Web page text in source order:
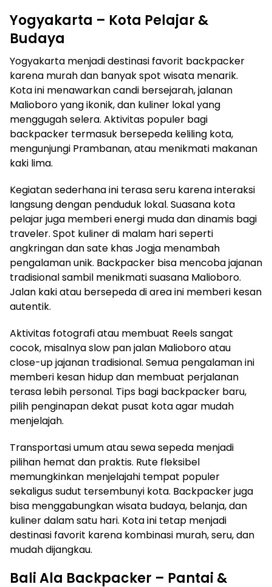
Yogyakarta – Kota Pelajar &
Budaya
Yogyakarta menjadi destinasi favorit backpacker
karena murah dan banyak spot wisata menarik.
Kota ini menawarkan candi bersejarah, jalanan
Malioboro yang ikonik, dan kuliner lokal yang
menggugah selera. Aktivitas populer bagi
backpacker termasuk bersepeda keliling kota,
mengunjungi Prambanan, atau menikmati makanan
kaki lima.
Kegiatan sederhana ini terasa seru karena interaksi
langsung dengan penduduk lokal. Suasana kota
pelajar juga memberi energi muda dan dinamis bagi
traveler. Spot kuliner di malam hari seperti
angkringan dan sate khas Jogja menambah
pengalaman unik. Backpacker bisa mencoba jajanan
tradisional sambil menikmati suasana Malioboro.
Jalan kaki atau bersepeda di area ini memberi kesan
autentik.
Aktivitas fotografi atau membuat Reels sangat
cocok, misalnya slow pan jalan Malioboro atau
close-up jajanan tradisional. Semua pengalaman ini
memberi kesan hidup dan membuat perjalanan
terasa lebih personal. Tips bagi backpacker baru,
pilih penginapan dekat pusat kota agar mudah
menjelajah.
Transportasi umum atau sewa sepeda menjadi
pilihan hemat dan praktis. Rute fleksibel
memungkinkan menjelajahi tempat populer
sekaligus sudut tersembunyi kota. Backpacker juga
bisa menggabungkan wisata budaya, belanja, dan
kuliner dalam satu hari. Kota ini tetap menjadi
destinasi favorit karena kombinasi murah, seru, dan
mudah dijangkau.
Bali Ala Backpacker – Pantai &